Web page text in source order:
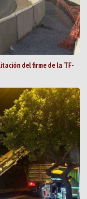
del firme de la TF-